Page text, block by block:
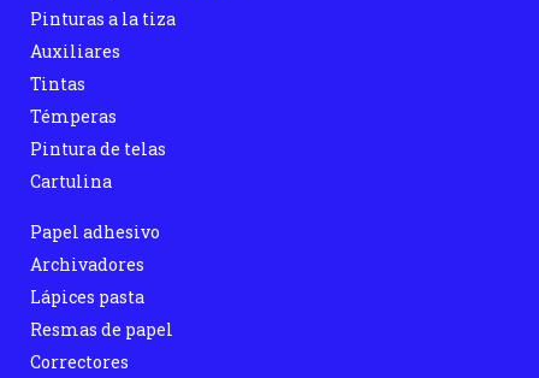
Pinturas a la tiza
Auxiliares
Tintas
Témperas
Pintura de telas
Cartulina
Papel adhesivo
Archivadores
Lápices pasta
Resmas de papel
Correctores